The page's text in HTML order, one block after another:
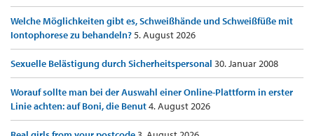
Welche Möglichkeiten gibt es, Schweißhände und Schweißfüße mit
Iontophorese zu behandeln?5. August 2026
Sexuelle Belästigung durch Sicherheitspersonal 30. Januar 2008
Worauf sollte man bei der Auswahl einer Online-Plattform in erster
Linie achten: auf Boni, die Benut4. August 2026